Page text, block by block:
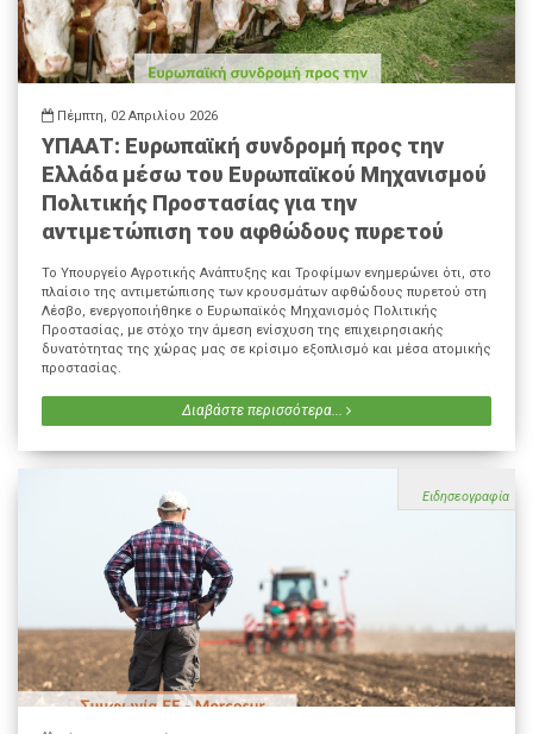
Πέμπτη, 02 Απριλίου 2026
ΥΠΑΑΤ: Ευρωπαϊκή συνδρομή προς την
Ελλάδα μέσω του Ευρωπαϊκού Μηχανισμού
Πολιτικής Προστασίας για την
αντιμετώπιση του αφθώδους πυρετού
Το Υπουργείο Αγροτικής Ανάπτυξης και Τροφίμων ενημερώνει ότι, στο
πλαίσιο της αντιμετώπισης των κρουσμάτων αφθώδους πυρετού στη
Λέσβο, ενεργοποιήθηκε ο Ευρωπαϊκός Μηχανισμός Πολιτικής
Προστασίας, με στόχο την άμεση ενίσχυση της επιχειρησιακής
δυνατότητας της χώρας μας σε κρίσιμο εξοπλισμό και μέσα ατομικής
προστασίας.
Διαβάστε περισσότερα...
Ειδησεογραφία